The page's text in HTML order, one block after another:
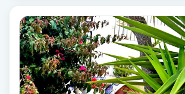
Fotsvamp
Fotvård